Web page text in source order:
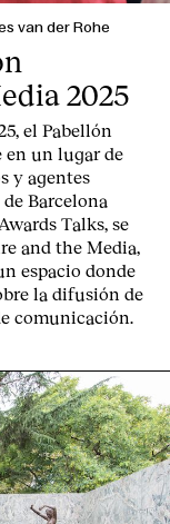
van der Rohe
2025
el Pabellón
en un lugar de
y agentes
Barcelona
Talks, se
and the Media,
espacio donde
la difusión de
comunicación.